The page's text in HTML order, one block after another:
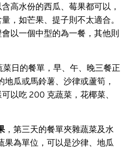
高水份的西瓜、莓果都可以，
，如芒果、提子則不太適合。
以一個中型的為一餐，其他則
菜日的餐單，早、午、晚三餐正
瓜或馬鈴薯、沙律或蘆筍，
以吃 200 克蔬菜，花椰菜、
，第三天的餐單夾雜蔬菜及水
果為單位，可以是沙律、地瓜